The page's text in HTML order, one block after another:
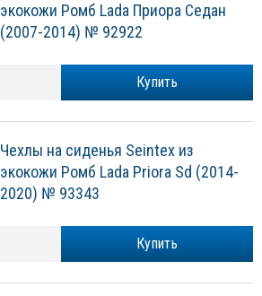
экокожи Ромб Lada Приора Седан
(2007-2014) № 92922
Купить
Чехлы на сиденья Seintex из
экокожи Ромб Lada Priora Sd (2014-
2020) № 93343
Купить